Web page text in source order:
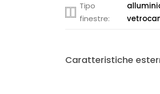
Tipo
finestre:
Caratteristiche